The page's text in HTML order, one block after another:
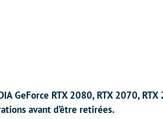
GeForce RTX 2080, RTX 2070,
avant d’être retirées.